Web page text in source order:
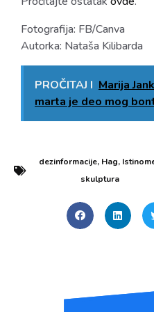
Fotografija: FB/Canva
Autorka: Nataša Kilibarda
PROČITAJ I Marija
marta je deo mog
dezinformacije, Hag,
skulptura